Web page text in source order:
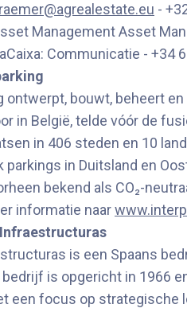
-
Management Asset
Communicatie - +34
ontwerpt, bouwt, beheert
in België, telde vóór de
in 406 steden en 10
parkings in Duitsland en
bekend als CO₂-
informatie naar
is een Spaans
is opgericht in 1966
een focus op strategische